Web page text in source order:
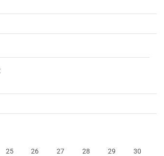
25 26 27 28 29 30